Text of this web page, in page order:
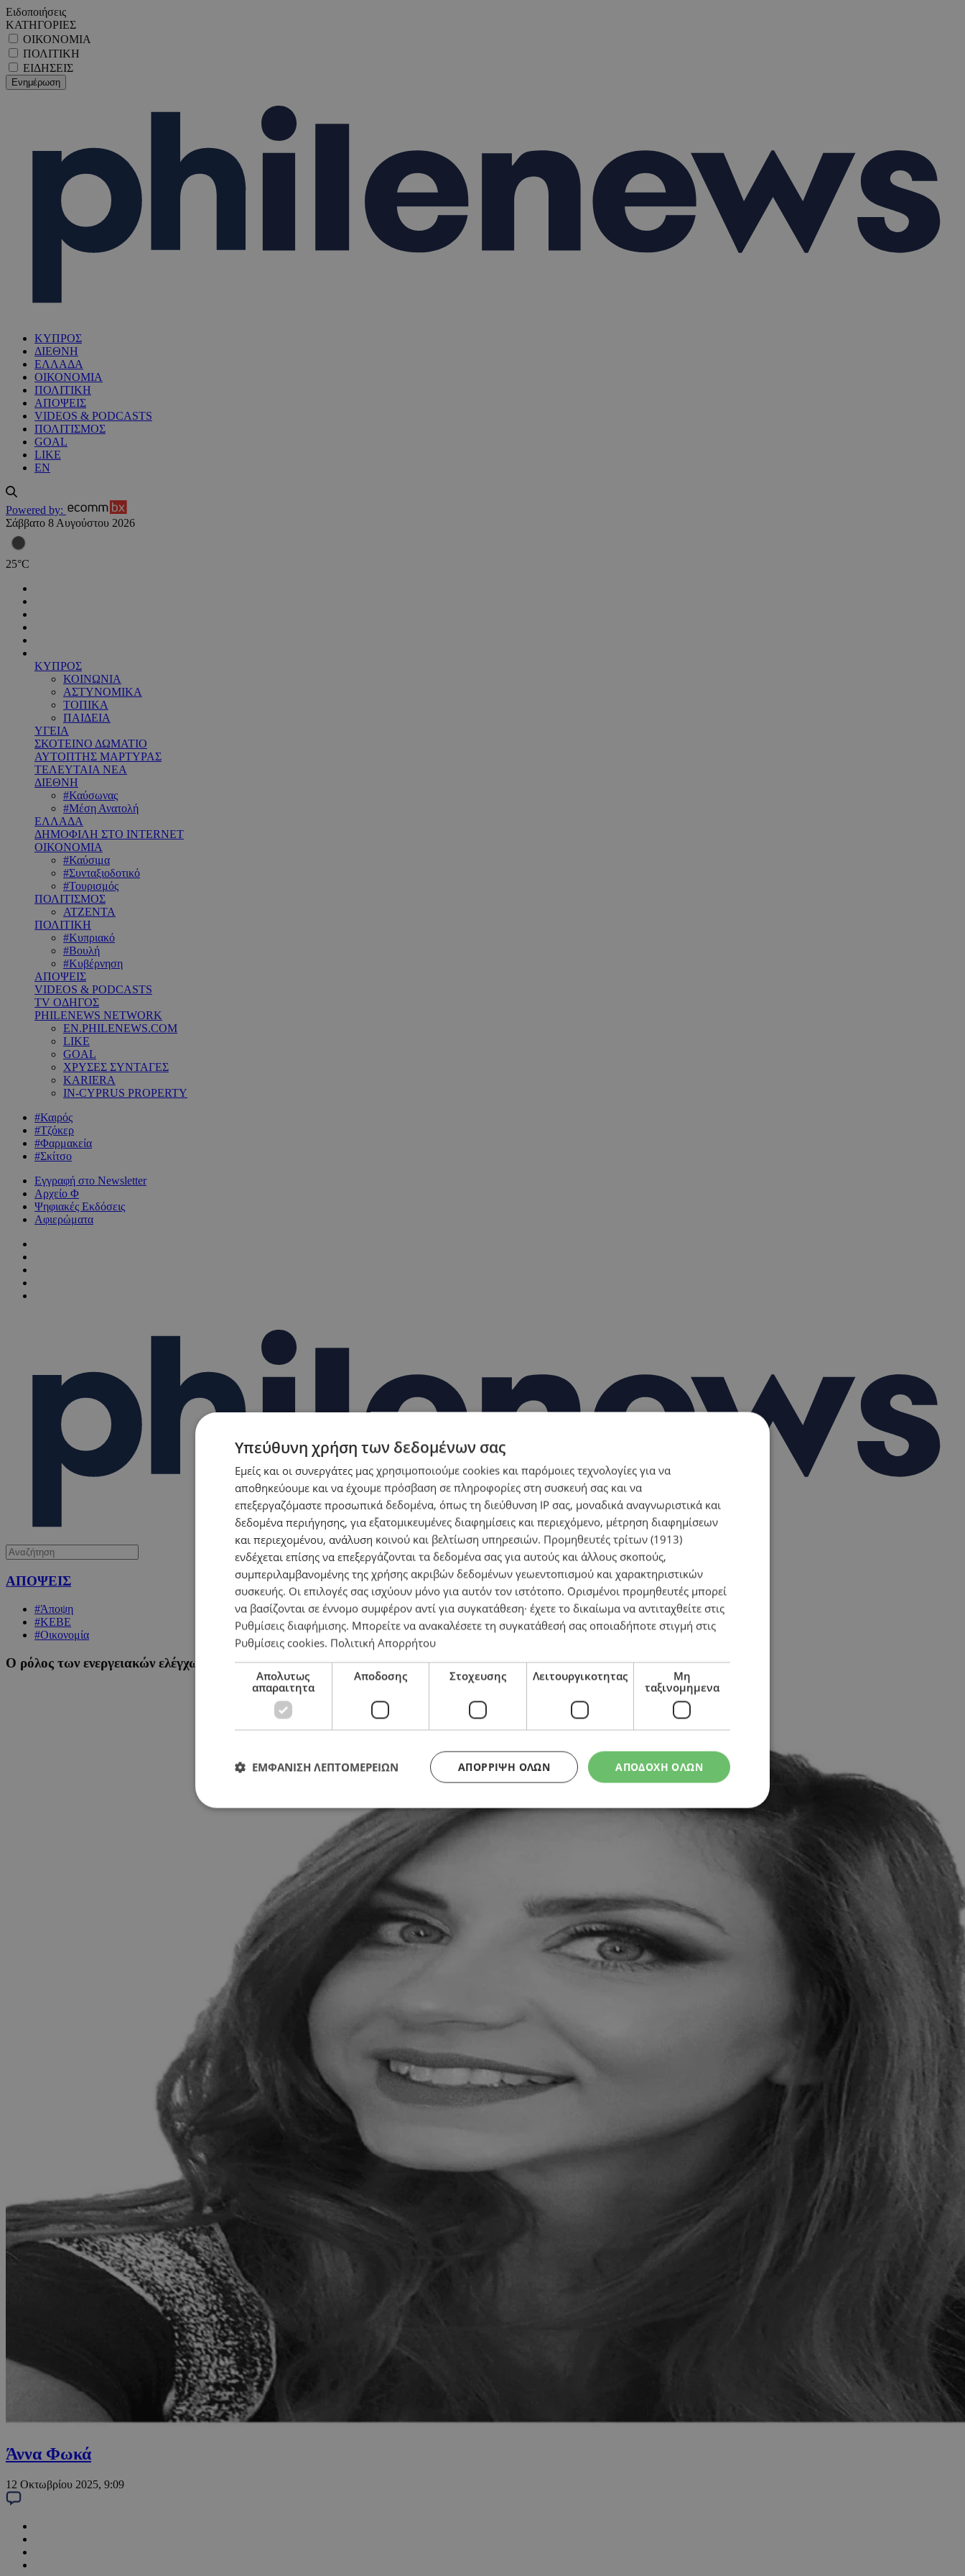
Ειδοποιήσεις
ΚΑΤΗΓΟΡΙΕΣ
ΟΙΚΟΝΟΜΙΑ
ΠΟΛΙΤΙΚΗ
ΕΙΔΗΣΕΙΣ
ΚΥΠΡΟΣ
ΔΙΕΘΝΗ
ΕΛΛΑΔΑ
ΟΙΚΟΝΟΜΙΑ
ΠΟΛΙΤΙΚΗ
ΑΠΟΨΕΙΣ
VIDEOS & PODCASTS
ΠΟΛΙΤΙΣΜΟΣ
GOAL
LIKE
EN
Powered by:
Σάββατο 8 Αυγούστου 2026
25°C
ΚΥΠΡΟΣ
ΚΟΙΝΩΝΙΑ
ΑΣΤΥΝΟΜΙΚΑ
ΤΟΠΙΚΑ
ΠΑΙΔΕΙΑ
ΥΓΕΙΑ
ΣΚΟΤΕΙΝΟ ΔΩΜΑΤΙΟ
ΑΥΤΟΠΤΗΣ ΜΑΡΤΥΡΑΣ
ΤΕΛΕΥΤΑΙΑ ΝΕΑ
ΔΙΕΘΝΗ
#Καύσωνας
#Μέση Ανατολή
ΕΛΛΑΔΑ
ΔΗΜΟΦΙΛΗ ΣΤΟ INTERNET
ΟΙΚΟΝΟΜΙΑ
#Καύσιμα
#Συνταξιοδοτικό
#Τουρισμός
ΠΟΛΙΤΙΣΜΟΣ
ΑΤΖΕΝΤΑ
ΠΟΛΙΤΙΚΗ
#Κυπριακό
#Βουλή
#Κυβέρνηση
ΑΠΟΨΕΙΣ
VIDEOS & PODCASTS
TV ΟΔΗΓΟΣ
PHILENEWS NETWORK
EN.PHILENEWS.COM
LIKE
GOAL
ΧΡΥΣΕΣ ΣΥΝΤΑΓΕΣ
KARIERA
IN-CYPRUS PROPERTY
#Καιρός
#Τζόκερ
#Φαρμακεία
#Σκίτσο
Εγγραφή στο Newsletter
Αρχείο Φ
Ψηφιακές Εκδόσεις
Αφιερώματα
ΑΠΟΨΕΙΣ
#Άποψη
#ΚΕΒΕ
#Οικονομία
Ο ρόλος των ενεργειακών ελέγχων στην Κύπρο
Άννα Φωκά
12 Οκτωβρίου 2025, 9:09
Υπεύθυνη χρήση των δεδομένων σας
Εμείς και οι συνεργάτες μας χρησιμοποιούμε cookies και παρόμοιες τεχνολογίες για να
αποθηκεύουμε και να έχουμε πρόσβαση σε πληροφορίες στη συσκευή σας και να
επεξεργαζόμαστε προσωπικά δεδομένα, όπως τη διεύθυνση IP σας, μοναδικά αναγνωριστικά και
δεδομένα περιήγησης, για εξατομικευμένες διαφημίσεις και περιεχόμενο, μέτρηση διαφημίσεων
και περιεχομένου, ανάλυση κοινού και βελτίωση υπηρεσιών. Προμηθευτές τρίτων (1913)
ενδέχεται επίσης να επεξεργάζονται τα δεδομένα σας για αυτούς και άλλους σκοπούς,
συμπεριλαμβανομένης της χρήσης ακριβών δεδομένων γεωεντοπισμού και χαρακτηριστικών
συσκευής. Οι επιλογές σας ισχύουν μόνο για αυτόν τον ιστότοπο. Ορισμένοι προμηθευτές μπορεί
να βασίζονται σε έννομο συμφέρον αντί για συγκατάθεση· έχετε το δικαίωμα να αντιταχθείτε στις
Ρυθμίσεις διαφήμισης. Μπορείτε να ανακαλέσετε τη συγκατάθεσή σας οποιαδήποτε στιγμή στις
Ρυθμίσεις cookies. Πολιτική Απορρήτου
Απολυτως
απαραιτητα
Αποδοσης Στοχευσης Λειτουργικοτητας
Μη
ταξινομημενα
ΑΠΟΔΟΧΗ ΟΛΩΝ
ΑΠΌΡΡΙΨΗ ΌΛΩΝ
ΕΜΦΑΝΙΣΗ ΛΕΠΤΟΜΕΡΕΙΩΝ